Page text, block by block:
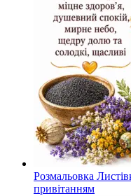
Розмальовка
привітанням